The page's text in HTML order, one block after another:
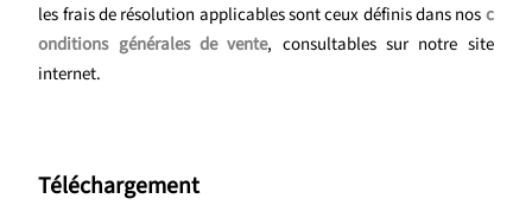
les frais de résolution applicables sont ceux définis dans nos c
onditions générales de vente, consultables sur notre site
internet.
Téléchargement